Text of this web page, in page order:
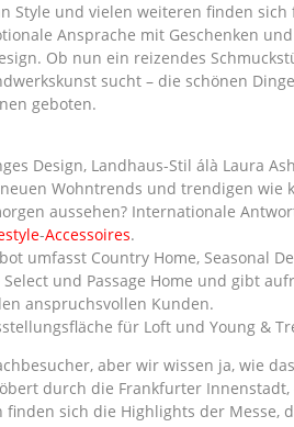
Style und vielen weiteren finden
Ansprache mit Geschenken
Ob nun ein reizendes
sucht – die schönen
geboten.
Design, Landhaus-Stil álà Laura
Wohntrends und trendigen wie
aussehen? Internationale
-Accessoires.
umfasst Country Home, Seasonal
Select und Passage Home und gibt
anspruchsvollen Kunden.
für Loft und Young &
aber wir wissen ja, wie
durch die Frankfurter
finden sich die Highlights der Messe,